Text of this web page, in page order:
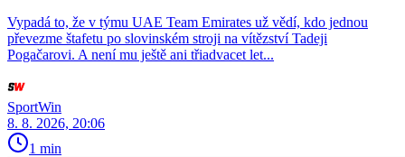
Vypadá to, že v týmu UAE Team Emirates už vědí, kdo jednou
převezme štafetu po slovinském stroji na vítězství Tadeji
Pogačarovi. A není mu ještě ani třiadvacet let...
SportWin
8. 8. 2026, 20:06
1 min